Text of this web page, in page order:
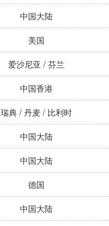
中国大陆
美国
爱沙尼亚 / 芬兰
中国香港
瑞典 / 丹麦 / 比利时
中国大陆
中国大陆
德国
中国大陆